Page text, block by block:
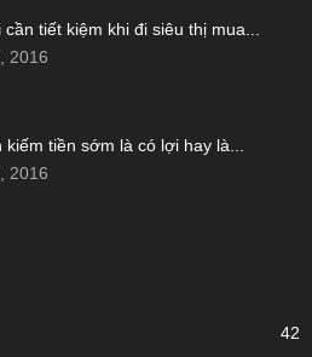
cần tiết kiệm khi đi siêu thị mua...
2016
kiếm tiền sớm là có lợi hay là...
2016
42